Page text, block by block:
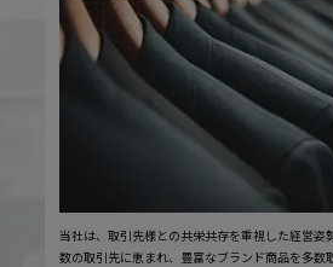
当社は、取引先様との共栄共存を重視した経営姿
数の取引先に恵まれ、豊富なブランド商品を多数